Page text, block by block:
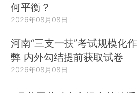
何平衡？
2026年08月08日
河南“三支一扶”考试规模化作
弊 内外勾结提前获取试卷
2026年08月08日